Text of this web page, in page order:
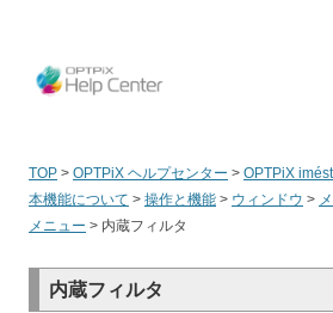
TOP > OPTPiX ヘルプセンター > OPTPiX
本機能について > 操作と機能 > ウィンドウ >
メニュー > 内蔵フィルタ
内蔵フィルタ